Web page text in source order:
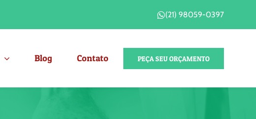
(21) 98059-0397
Blog Contato PEÇA SEU ORÇAMENTO